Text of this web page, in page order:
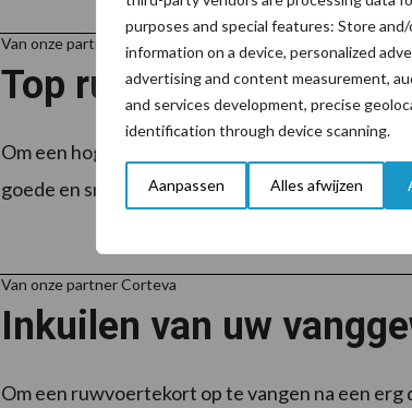
purposes and special features: Store and/
information on a device, personalized
advertising and content measurement,
and services development, precise
identification through device scanning.
Aanpassen Alles afwijzen
Van onze partner De Heus
Top ruwvoer met
Om een hoge melkproductie uit ruwvoer te
goede en snelle conservering is hierbij cruciaal.
Van onze partner Corteva
Inkuilen van uw
Om een ruwvoertekort op te vangen na een